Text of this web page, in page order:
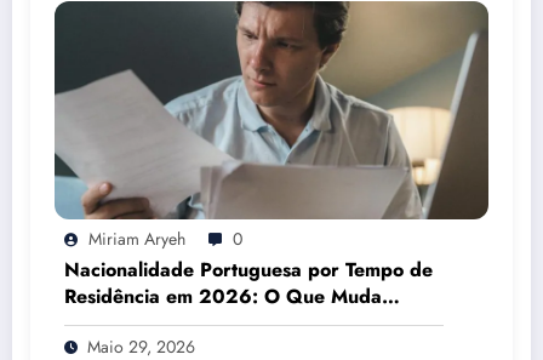
Miriam Aryeh 0
Nacionalidade Portuguesa por Tempo de
Residência em 2026: O Que Muda
Mesmo
Maio 29, 2026